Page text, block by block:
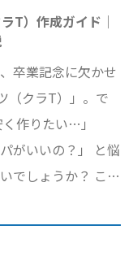
T）作成ガイド｜
卒業記念に欠かせ
（クラT）」。で
作りたい…」
がいいの？」 と悩
でしょうか？ この
」を中心としたキ
る方に向けて、最